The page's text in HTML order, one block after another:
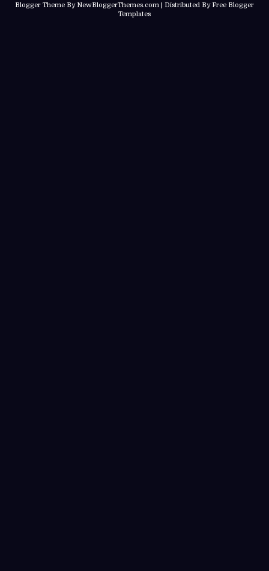
Blogger Theme By NewBloggerThemes.com | Distributed ByFree Blogger
Templates